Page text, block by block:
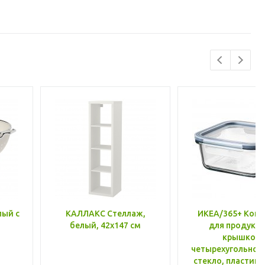
с
КАЛЛАКС Стеллаж,
белый, 42x147 см
ИКЕА/365+
для
крышкой,
стекло, пластик